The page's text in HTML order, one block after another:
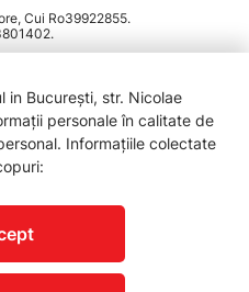
Cui Ro39922855.
in București, str. Nicolae
personale în calitate de
Informațiile colectate